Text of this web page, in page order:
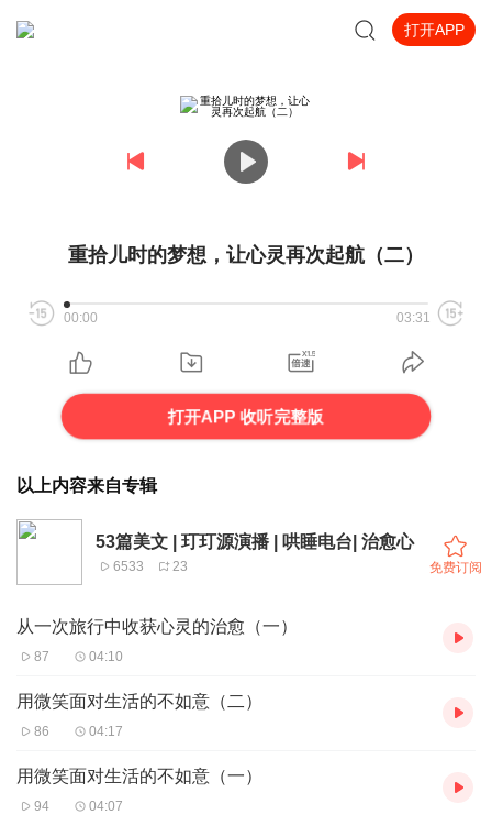
打开APP
重拾儿时的梦想，让心灵再次起航（二）
00:00 03:31
打开APP 收听完整版
以上内容来自专辑
53篇美文 | 玎玎源演播 | 哄睡电台| 治愈心
6533 23 免费订阅
从一次旅行中收获心灵的治愈（一）
87 04:10
用微笑面对生活的不如意（二）
86 04:17
用微笑面对生活的不如意（一）
94 04:07